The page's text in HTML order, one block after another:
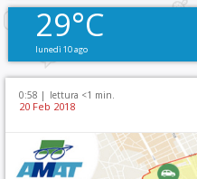
29°C
lunedì 10 ago
0:58 | lettura <1 min.
20 Feb 2018